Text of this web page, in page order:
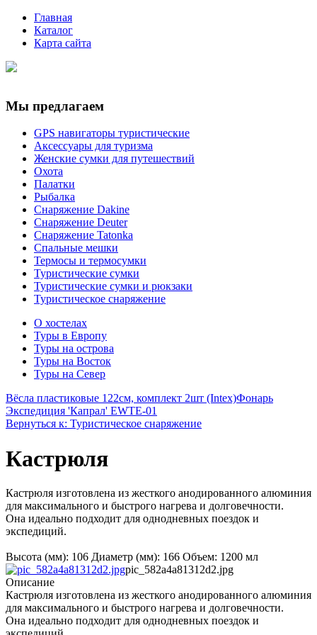
Главная
Каталог
Карта сайта
Мы предлагаем
GPS навигаторы туристические
Аксессуары для туризма
Женские сумки для путешествий
Охота
Палатки
Рыбалка
Снаряжение Dakine
Снаряжение Deuter
Снаряжение Tatonka
Спальные мешки
Термосы и термосумки
Туристические сумки
Туристические сумки и рюкзаки
Туристическое снаряжение
О хостелах
Туры в Европу
Туры на острова
Туры на Восток
Туры на Север
Вёсла пластиковые 122см, комплект 2шт (Intex)Фонарь
Экспедиция 'Капрал' EWTE-01
Вернуться к: Туристическое снаряжение
Кастрюля
Кастрюля изготовлена из жесткого анодированного алюминия
для максимального и быстрого нагрева и долговечности.
Она идеально подходит для однодневных поездок и
экспедиций.
Высота (мм): 106 Диаметр (мм): 166 Объем: 1200 мл
pic_582a4a81312d2.jpg
Описание
Кастрюля изготовлена из жесткого анодированного алюминия
для максимального и быстрого нагрева и долговечности.
Она идеально подходит для однодневных поездок и